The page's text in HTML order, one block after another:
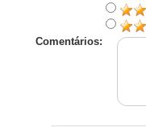
Comentários: